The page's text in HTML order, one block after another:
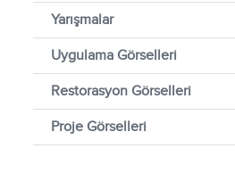
Yarışmalar
Uygulama Görselleri
Restorasyon Görselleri
Proje Görselleri